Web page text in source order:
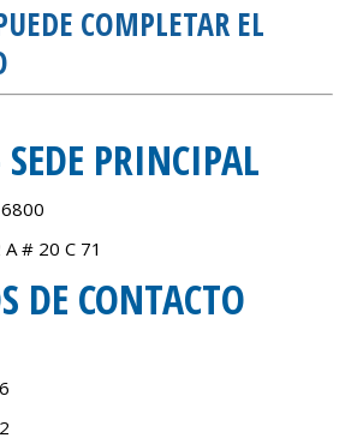
COMPLETAR EL
PRINCIPAL
# 20 C 71
DE CONTACTO